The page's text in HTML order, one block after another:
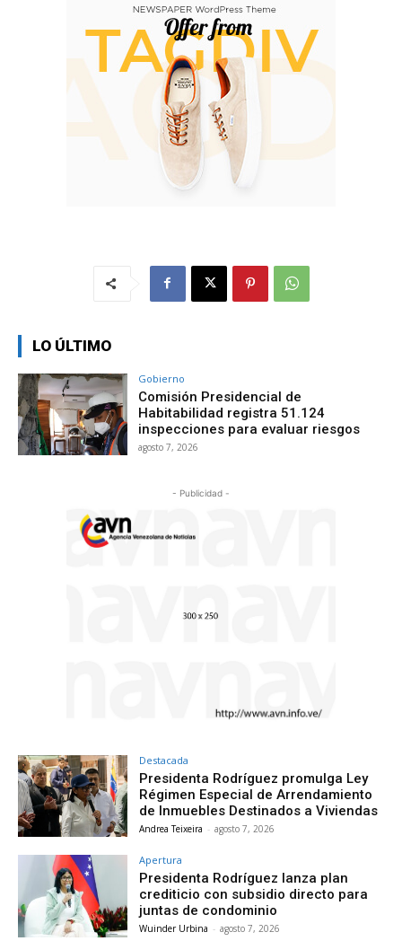
LO ÚLTIMO
Gobierno
Comisión Presidencial de
Habitabilidad registra 51.124
inspecciones para evaluar riesgos
agosto 7, 2026
- Publicidad -
Destacada
Presidenta Rodríguez promulga Ley
Régimen Especial de Arrendamiento
de Inmuebles Destinados a Viviendas
Andrea Teixeira - agosto 7, 2026
Apertura
Presidenta Rodríguez lanza plan
crediticio con subsidio directo para
juntas de condominio
Wuinder Urbina - agosto 7, 2026